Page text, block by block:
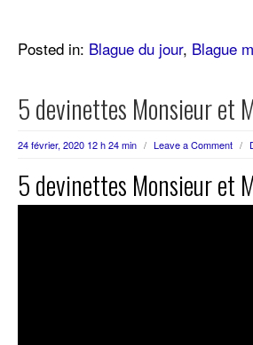
Posted in: Blague du jour, Blague
5 devinettes Monsieur et
24 février, 2020 12 h 24 min / Leave a Comment /
5 devinettes Monsieur et